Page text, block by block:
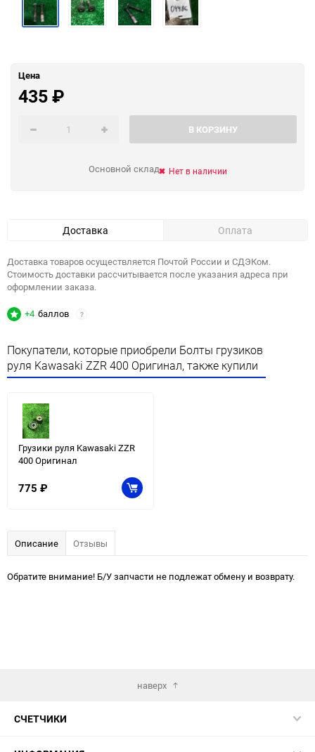
Цена
435₽
В КОРЗИНУ
Основной склад Нет в наличии
Доставка Оплата
Доставка товаров осуществляется Почтой России и СДЭКом.
Стоимость доставки рассчитывается после указания адреса при
оформлении заказа.
+4 баллов ?
Покупатели, которые приобрели Болты грузиков
руля Kawasaki ZZR 400 Оригинал, также купили
Грузики руля Kawasaki ZZR
400 Оригинал
775 ₽
Описание Отзывы
Обратите внимание! Б/У запчасти не подлежат обмену и возврату.
наверх
СЧЕТЧИКИ